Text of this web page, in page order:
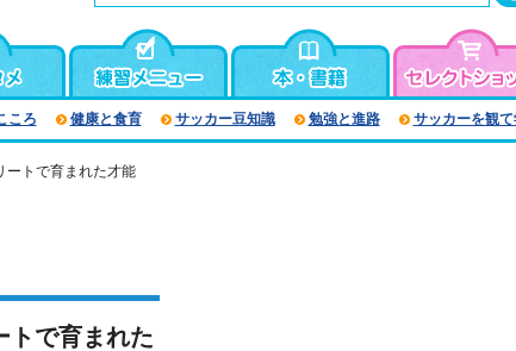
ころ 健康と食育 サッカー豆知識 勉強と進路 サッカーを観
ートで育まれた才能
トで育まれた